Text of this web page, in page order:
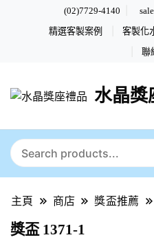
(02)7729-4140
精選客製案例 客製化
聯
水晶獎
主頁 商店 獎盃推薦
獎盃 1371-1